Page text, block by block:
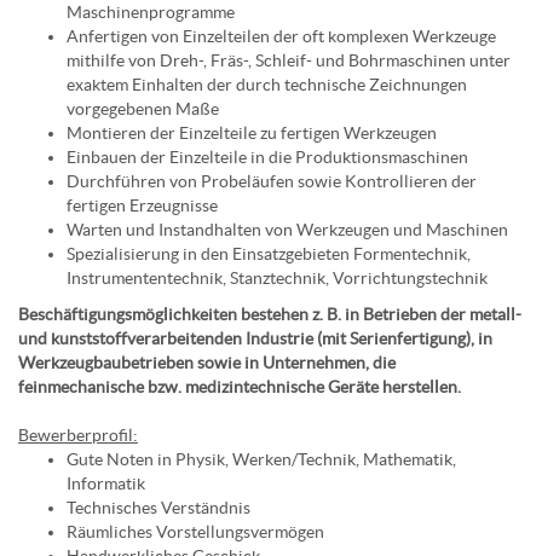
Maschinenprogramme
Anfertigen von Einzelteilen der oft komplexen Werkzeuge
mithilfe von Dreh-, Fräs-, Schleif- und Bohrmaschinen unter
exaktem Einhalten der durch technische Zeichnungen
vorgegebenen Maße
Montieren der Einzelteile zu fertigen Werkzeugen
Einbauen der Einzelteile in die Produktionsmaschinen
Durchführen von Probeläufen sowie Kontrollieren der
fertigen Erzeugnisse
Warten und Instandhalten von Werkzeugen und Maschinen
Spezialisierung in den Einsatzgebieten Formentechnik,
Instrumententechnik, Stanztechnik, Vorrichtungstechnik
Beschäftigungsmöglichkeiten bestehen z. B. in Betrieben der metall-
und kunststoffverarbeitenden Industrie (mit Serienfertigung), in
Werkzeugbaubetrieben sowie in Unternehmen, die
feinmechanische bzw. medizintechnische Geräte herstellen.
Bewerberprofil:
Gute Noten in Physik, Werken/Technik, Mathematik,
Informatik
Technisches Verständnis
Räumliches Vorstellungsvermögen